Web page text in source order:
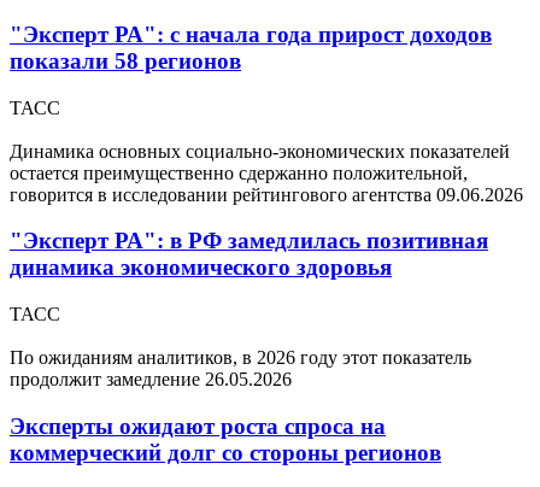
"Эксперт РА": с начала года прирост доходов
показали 58 регионов
ТАСС
Динамика основных социально-экономических показателей
остается преимущественно сдержанно положительной,
говорится в исследовании рейтингового агентства 09.06.2026
"Эксперт РА": в РФ замедлилась позитивная
динамика экономического здоровья
ТАСС
По ожиданиям аналитиков, в 2026 году этот показатель
продолжит замедление 26.05.2026
Эксперты ожидают роста спроса на
коммерческий долг со стороны регионов